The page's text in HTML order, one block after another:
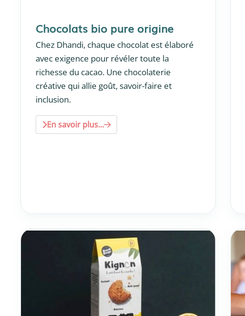
Chocolats bio pure origine
Chez Dhandi, chaque chocolat est élaboré
avec exigence pour révéler toute la
richesse du cacao. Une chocolaterie
créative qui allie goût, savoir-faire et
inclusion.
En savoir plus...